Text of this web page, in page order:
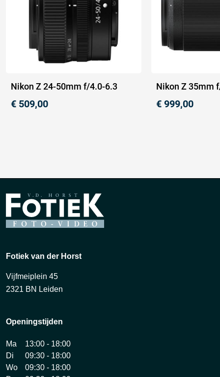
Nikon Z 24-50mm f/4.0-6.3
€ 509,00
Nikon Z 35mm
€ 999,00
Fotiek van der Horst
Vijfmeiplein 45
2321 BN Leiden
Openingstijden
Ma
13:00 - 18:00
Di
09:30 - 18:00
Wo
09:30 - 18:00